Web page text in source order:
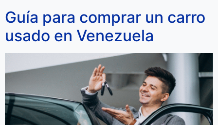
Guía para comprar un carro
usado en Venezuela